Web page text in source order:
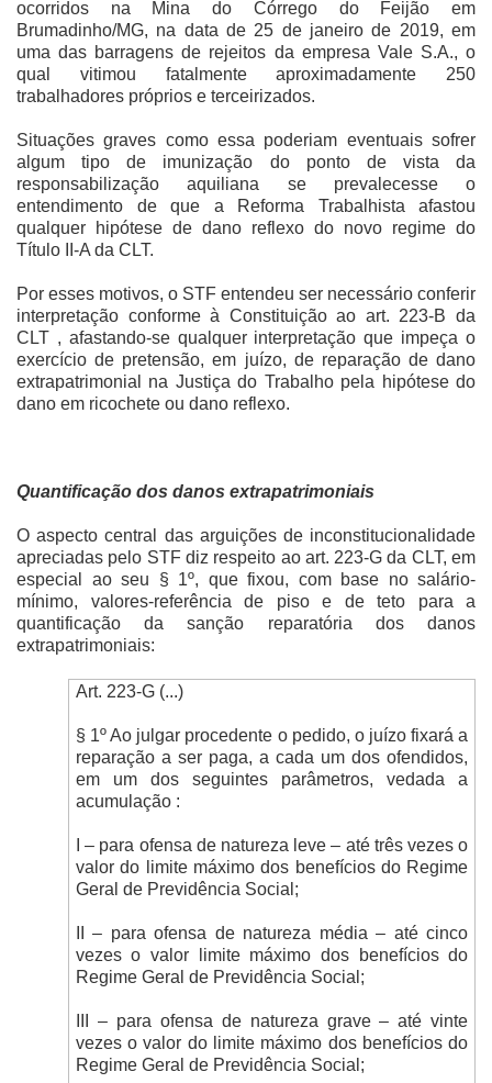
ocorridos na Mina do Córrego do Feijão em
Brumadinho/MG, na data de 25 de janeiro de 2019, em
uma das barragens de rejeitos da empresa Vale S.A., o
qual vitimou fatalmente aproximadamente 250
trabalhadores próprios e terceirizados.
Situações graves como essa poderiam eventuais sofrer
algum tipo de imunização do ponto de vista da
responsabilização aquiliana se prevalecesse o
entendimento de que a Reforma Trabalhista afastou
qualquer hipótese de dano reflexo do novo regime do
Título II-A da CLT.
Por esses motivos, o STF entendeu ser necessário conferir
interpretação conforme à Constituição ao art. 223-B da
CLT , afastando-se qualquer interpretação que impeça o
exercício de pretensão, em juízo, de reparação de dano
extrapatrimonial na Justiça do Trabalho pela hipótese do
dano em ricochete ou dano reflexo.
Quantificação dos danos extrapatrimoniais
O aspecto central das arguições de inconstitucionalidade
apreciadas pelo STF diz respeito ao art. 223-G da CLT, em
especial ao seu § 1º, que fixou, com base no salário-
mínimo, valores-referência de piso e de teto para a
quantificação da sanção reparatória dos danos
extrapatrimoniais:
Art. 223-G (...)
§ 1º Ao julgar procedente o pedido, o juízo fixará a
reparação a ser paga, a cada um dos ofendidos,
em um dos seguintes parâmetros, vedada a
acumulação :
I – para ofensa de natureza leve – até três vezes o
valor do limite máximo dos benefícios do Regime
Geral de Previdência Social;
II – para ofensa de natureza média – até cinco
vezes o valor limite máximo dos benefícios do
Regime Geral de Previdência Social;
III – para ofensa de natureza grave – até vinte
vezes o valor do limite máximo dos benefícios do
Regime Geral de Previdência Social;